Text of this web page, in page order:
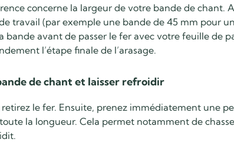
concerne la largeur de votre bande de chant.
travail (par exemple une bande de 45 mm pour
bande avant de passer le fer avec votre feuille de
l’étape finale de l’arasage.
de chant et laisser refroidir
le fer. Ensuite, prenez immédiatement une
la longueur. Cela permet notamment de